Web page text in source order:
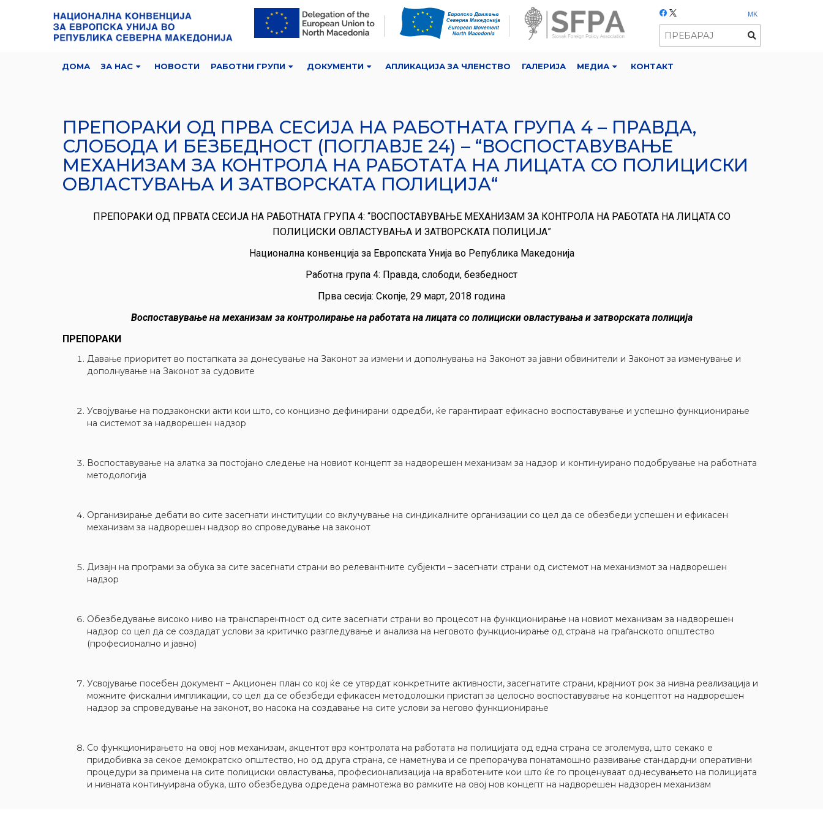
MK
ДОМА ЗА НАС НОВОСТИ РАБОТНИ ГРУПИ ДОКУМЕНТИ АПЛИКАЦИЈА ЗА ЧЛЕНСТВО ГАЛЕРИЈА МЕДИА КОНТАКТ
ПРЕПОРАКИ ОД ПРВА СЕСИЈА НА РАБОТНАТА ГРУПА 4 – ПРАВДА,
СЛОБОДА И БЕЗБЕДНОСТ (ПОГЛАВЈЕ 24) – “ВОСПОСТАВУВАЊЕ
МЕХАНИЗАМ ЗА КОНТРОЛА НА РАБОТАТА НА ЛИЦАТА СО ПОЛИЦИСКИ
ОВЛАСТУВАЊА И ЗАТВОРСКАТА ПОЛИЦИЈА“
ПРЕПОРАКИ ОД ПРВАТА СЕСИЈА НА РАБОТНАТА ГРУПА 4: “ВОСПОСТАВУВАЊЕ МЕХАНИЗАМ ЗА КОНТРОЛА НА РАБОТАТА НА ЛИЦАТА СО
ПОЛИЦИСКИ ОВЛАСТУВАЊА И ЗАТВОРСКАТА ПОЛИЦИЈА”
Национална конвенција за Европската Унија во Република Македонија
Работна група 4: Правда, слободи, безбедност
Прва сесија: Скопје, 29 март, 2018 година
Воспоставување на механизам за контролирање на работата на лицата со полициски овластувања и затворската полиција
ПРЕПОРАКИ
Давање приоритет во постапката за донесување на Законот за измени и дополнувања на Законот за јавни обвинители и Законот за изменување и
дополнување на Законот за судовите
Усвојување на подзаконски акти кои што, со концизно дефинирани одредби, ќе гарантираат ефикасно воспоставување и успешно функционирање
на системот за надворешен надзор
Воспоставување на алатка за постојано следење на новиот концепт за надворешен механизам за надзор и континуирано подобрување на работната
методологија
Организирање дебати во сите засегнати институции со вклучување на синдикалните организации со цел да се обезбеди успешен и ефикасен
механизам за надворешен надзор во спроведување на законот
Дизајн на програми за обука за сите засегнати страни во релевантните субјекти – засегнати страни од системот на механизмот за надворешен
надзор
Обезбедување високо ниво на транспарентност од сите засегнати страни во процесот на функционирање на новиот механизам за надворешен
надзор со цел да се создадат услови за критичко разгледување и анализа на неговото функционирање од страна на граѓанското општество
(професионално и јавно)
Усвојување посебен документ – Акционен план со кој ќе се утврдат конкретните активности, засегнатите страни, крајниот рок за нивна реализација и
можните фискални импликации, со цел да се обезбеди ефикасен методолошки пристап за целосно воспоставување на концептот на надворешен
надзор за спроведување на законот, во насока на создавање на сите услови за негово функционирање
Со функционирањето на овој нов механизам, акцентот врз контролата на работата на полицијата од една страна се зголемува, што секако е
придобивка за секое демократско општество, но од друга страна, се наметнува и се препорачува понатамошно развивање стандардни оперативни
процедури за примена на сите полициски овластувања, професионализација на вработените кои што ќе го проценуваат однесувањето на полицијата
и нивната континуирана обука, што обезбедува одредена рамнотежа во рамките на овој нов концепт на надворешен надзорен механизам